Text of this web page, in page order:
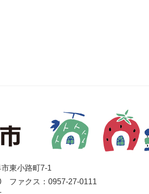
東小路町7-1
ファクス：0957-27-0111